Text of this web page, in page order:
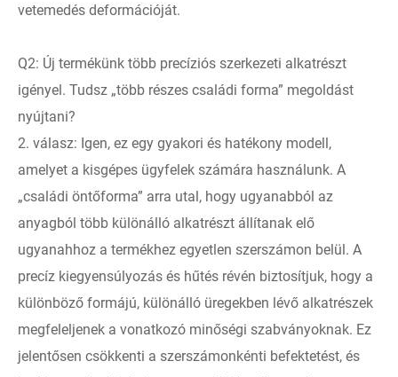
vetemedés deformációját.
Q2: Új termékünk több precíziós szerkezeti alkatrészt
igényel. Tudsz „több részes családi forma” megoldást
nyújtani?
2. válasz: Igen, ez egy gyakori és hatékony modell,
amelyet a kisgépes ügyfelek számára használunk. A
„családi öntőforma” arra utal, hogy ugyanabból az
anyagból több különálló alkatrészt állítanak elő
ugyanahhoz a termékhez egyetlen szerszámon belül. A
precíz kiegyensúlyozás és hűtés révén biztosítjuk, hogy a
különböző formájú, különálló üregekben lévő alkatrészek
megfeleljenek a vonatkozó minőségi szabványoknak. Ez
jelentősen csökkenti a szerszámonkénti befektetést, és